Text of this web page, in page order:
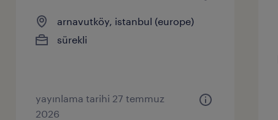
arnavutköy, istanbul (europe)
sürekli
yayınlama tarihi 27 temmuz
2026